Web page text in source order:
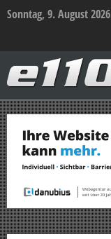
Sonntag, 9. August 2026
–
Das
Sicherheitsportal
Zum
Inhalt
springen